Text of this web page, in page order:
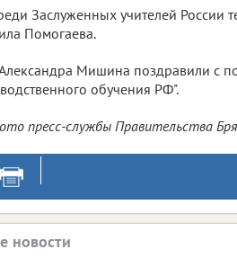
Заслуженных учителей России
Помогаева.
Мишина поздравили с
обучения РФ".
пресс-службы Правительства
новости